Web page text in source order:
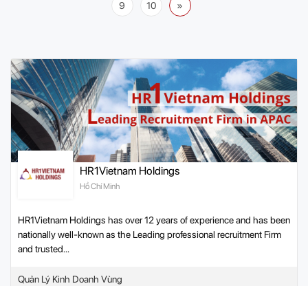
9 10 »
HR1Vietnam Holdings
Hồ Chí Minh
HR1Vietnam Holdings has over 12 years of experience and has been
nationally well-known as the Leading professional recruitment Firm
and trusted...
Quản Lý Kinh Doanh Vùng